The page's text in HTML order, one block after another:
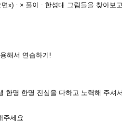
x) : × 풀이 : 한성대 그림들을 찾아
해서 연습하기!
한명 한명 진심을 다하고 노력해 주
주세요